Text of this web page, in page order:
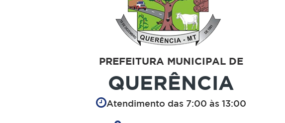
PREFEITURA MUNICIPAL DE
QUERÊNCIA
Atendimento das 7:00 às 13:00